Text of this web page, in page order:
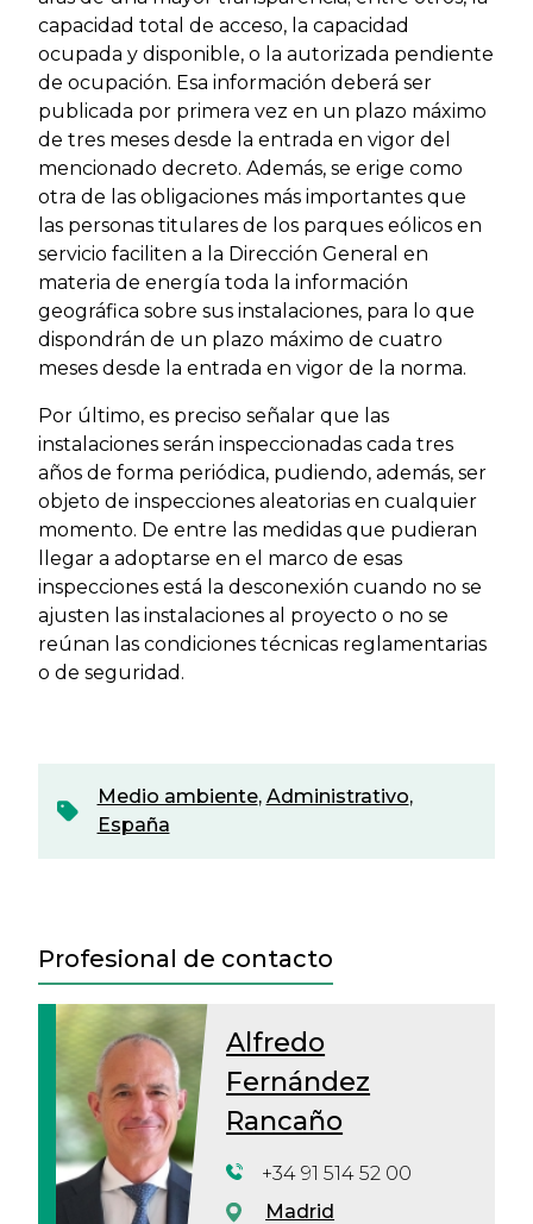
capacidad total de acceso, la capacidad
ocupada y disponible, o la autorizada pendiente
de ocupación. Esa información deberá ser
publicada por primera vez en un plazo máximo
de tres meses desde la entrada en vigor del
mencionado decreto. Además, se erige como
otra de las obligaciones más importantes que
las personas titulares de los parques eólicos en
servicio faciliten a la Dirección General en
materia de energía toda la información
geográfica sobre sus instalaciones, para lo que
dispondrán de un plazo máximo de cuatro
meses desde la entrada en vigor de la norma.
Por último, es preciso señalar que las
instalaciones serán inspeccionadas cada tres
años de forma periódica, pudiendo, además, ser
objeto de inspecciones aleatorias en cualquier
momento. De entre las medidas que pudieran
llegar a adoptarse en el marco de esas
inspecciones está la desconexión cuando no se
ajusten las instalaciones al proyecto o no se
reúnan las condiciones técnicas reglamentarias
o de seguridad.
Medio ambiente, Administrativo,
España
Profesional de contacto
Alfredo
Fernández
Rancaño
+34 91 514 52 00
Madrid